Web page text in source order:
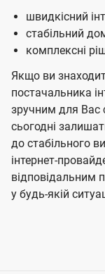
швидкісний
стабільний
комплексні
Якщо ви
постачальника
зручним для
сьогодні
до стабільного
інтернет-
відповідальним
у будь-якій